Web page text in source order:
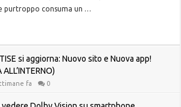
purtroppo consuma un …
si aggiorna: Nuovo sito e Nuova app!
ALL’INTERNO)
fa 0